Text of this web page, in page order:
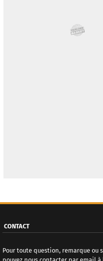
CONTACT
Pour toute question, remarque ou